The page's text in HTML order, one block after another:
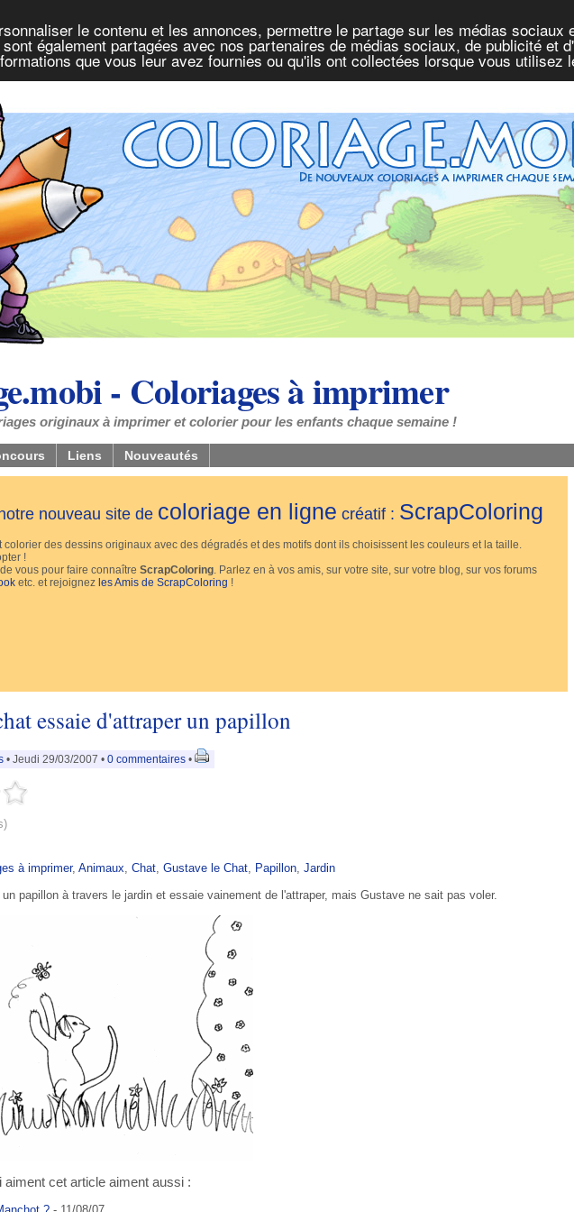
le contenu et les annonces, permettre le partage sur les médias sociaux
également partagées avec nos partenaires de médias sociaux, de publicité et
que vous leur avez fournies ou qu'ils ont collectées lorsque vous utilisez
- Coloriages à imprimer
originaux à imprimer et colorier pour les enfants chaque semaine !
Liens Nouveautés
nouveau site de coloriage en ligne créatif : ScrapColoring
colorier des dessins originaux avec des dégradés et des motifs dont ils choisissent les couleurs et la taille.
!
vous pour faire connaître ScrapColoring . Parlez en à vos amis, sur votre site, sur votre blog, sur vos forums
etc. et rejoignez les Amis de ScrapColoring !
essaie d'attraper un papillon
• Jeudi 29/03/2007 • 0 commentaires •
à imprimer, Animaux Chat Gustave le Chat Papillon Jardin
papillon à travers le jardin et essaie vainement de l'attraper, mais Gustave ne sait pas voler.
aiment cet article aiment aussi :